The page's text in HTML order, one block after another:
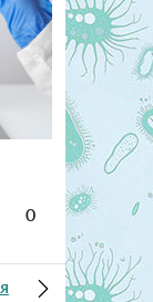
0